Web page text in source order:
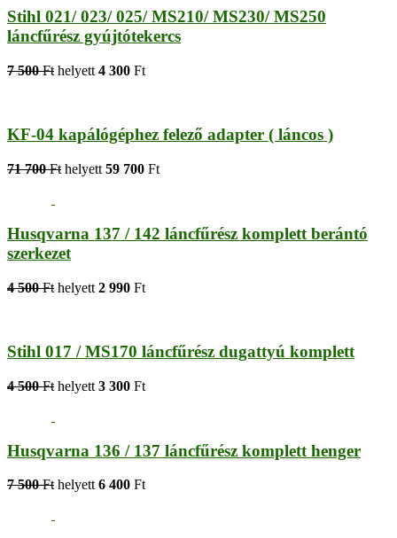
Stihl 021/ 023/ 025/ MS210/ MS230/ MS250
láncfűrész gyújtótekercs
7 500 Ft helyett 4 300 Ft
KF-04 kapálógéphez felező adapter ( láncos )
71 700 Ft helyett 59 700 Ft
Husqvarna 137 / 142 láncfűrész komplett berántó
szerkezet
4 500 Ft helyett 2 990 Ft
Stihl 017 / MS170 láncfűrész dugattyú komplett
4 500 Ft helyett 3 300 Ft
Husqvarna 136 / 137 láncfűrész komplett henger
7 500 Ft helyett 6 400 Ft